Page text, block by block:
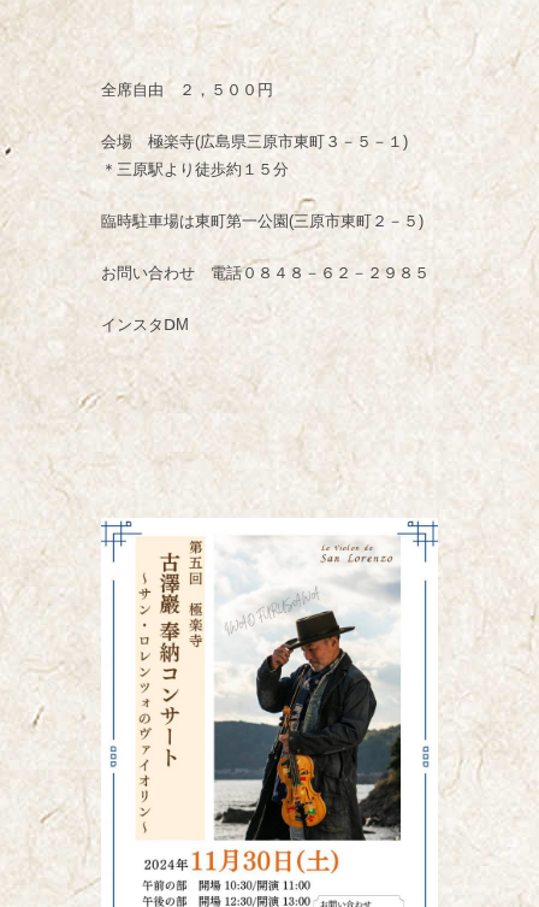
全席自由 ２，５００円
会場 極楽寺(広島県三原市東町３－５－１)
＊三原駅より徒歩約１５分
臨時駐車場は東町第一公園(三原市東町２－５)
お問い合わせ 電話０８４８－６２－２９８５
インスタⅮM